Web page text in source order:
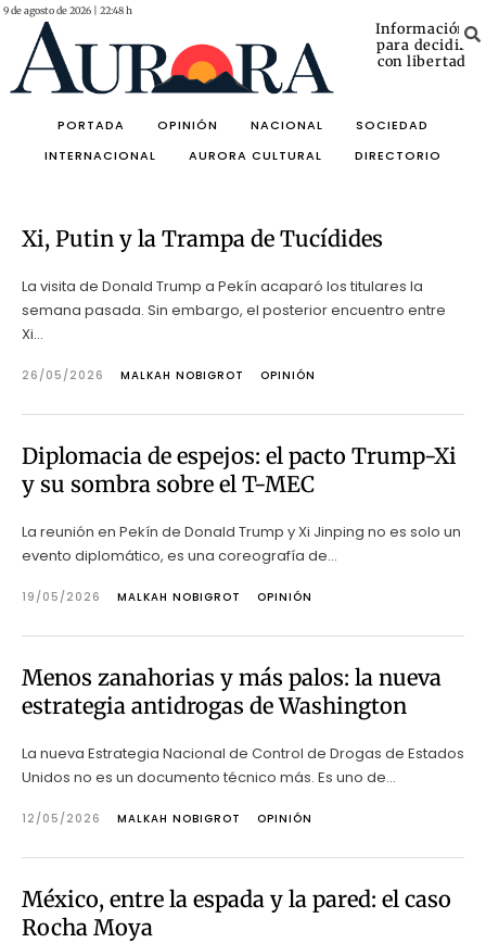
9 de agosto de 2026 | 22:48 h
Información
para decidir
con libertad
PORTADA OPINIÓN NACIONAL
SOCIEDAD
INTERNACIONAL
AURORA CULTURAL DIRECTORIO
Xi, Putin y la Trampa de Tucídides
La visita de Donald Trump a Pekín acaparó los titulares la
semana pasada. Sin embargo, el posterior encuentro entre
Xi...
26/05/2026 MALKAH NOBIGROT OPINIÓN
Diplomacia de espejos: el pacto Trump-Xi
y su sombra sobre el T-MEC
La reunión en Pekín de Donald Trump y Xi Jinping no es solo un
evento diplomático, es una coreografía de...
19/05/2026 MALKAH NOBIGROT OPINIÓN
Menos zanahorias y más palos: la nueva
estrategia antidrogas de Washington
La nueva Estrategia Nacional de Control de Drogas de Estados
Unidos no es un documento técnico más. Es uno de...
12/05/2026 MALKAH NOBIGROT OPINIÓN
México, entre la espada y la pared: el caso
Rocha Moya